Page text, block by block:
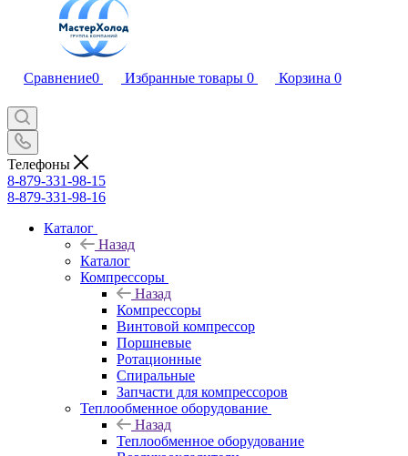
Сравнение0 Избранные товары 0 Корзина 0
Телефоны
8-879-331-98-15
8-879-331-98-16
Каталог
Назад
Каталог
Компрессоры
Назад
Компрессоры
Винтовой компрессор
Поршневые
Ротационные
Спиральные
Запчасти для компрессоров
Теплообменное оборудование
Назад
Теплообменное оборудование